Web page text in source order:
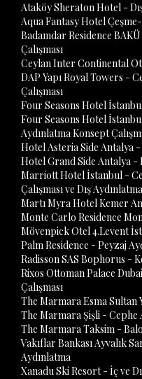
Ataköy Sheraton Hotel -
Aqua Fantasy Hotel
Badamdar Residence
Çalışması
Ceylan Inter Continental
DAP Yapı Royal Towers -
Çalışması
Four Seasons Hotel
Four Seasons Hotel
Aydınlatma Konsept
Hotel Asteria Side Antalya -
Hotel Grand Side Antalya -
Marriott Hotel İstanbul -
Çalışması ve Dış Aydınlatma
Martı Myra Hotel Kemer
Monte Carlo Residence
Mövenpick Otel 4.Levent
Palm Residence - Peyzaj
Radisson SAS Bophorus -
Rixos Ottoman Palace
Çalışması
The Marmara Esma Sultan
The Marmara Şişli - Cephe
The Marmara Taksim -
Vakıflar Bankası Ayvalık
Aydınlatma
Xanadu Ski Resort - İç ve